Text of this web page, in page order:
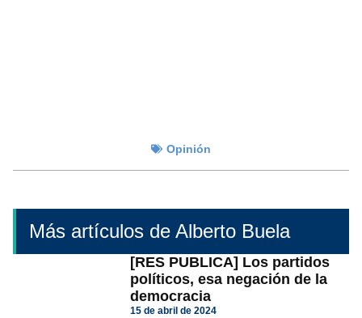
Opinión
Más artículos de Alberto Buela
[RES PUBLICA] Los partidos
políticos, esa negación de la
democracia
15 de abril de 2024